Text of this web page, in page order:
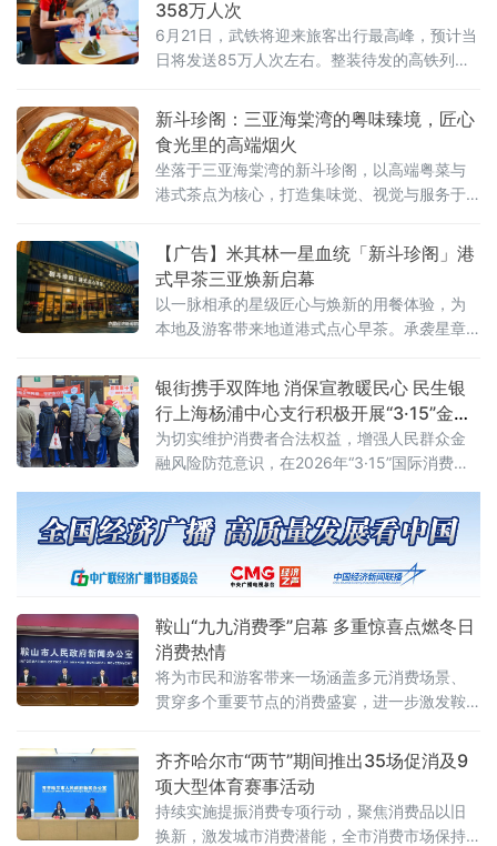
358万人次
6月21日，武铁将迎来旅客出行最高峰，预计当
日将发送85万人次左右。整装待发的高铁列车
多地中考时间重合，武铁客流预计整体较为平
稳，呈现以管内
新斗珍阁：三亚海棠湾的粤味臻境，匠心
食光里的高端烟火
坐落于三亚海棠湾的新斗珍阁，以高端粤菜与
港式茶点为核心，打造集味觉、视觉与服务于
家庭欢聚与商务洽谈的优选之地。餐厅斥资打
造约 5500 平方米奢阔空间，将现代东方美学
与粤式饮食文化相融，以匠心技艺与严选食
材，诠释 “高端烟火气” 的餐饮哲学。步入新斗
珍阁，空间设计尽显格调与质感：百万级水系
等
【广告】米其林一星血统「新斗珍阁」港
式早茶三亚焕新启幕
以一脉相承的星级匠心与焕新的用餐体验，为
本地及游客带来地道港式点心早茶。承袭星章
级品牌，新斗珍阁完整承袭米其林一星的品质
基因与严苛标准。品牌立足三亚海棠湾，无需
远赴香港，即可让食客邂逅一席原汁原味的广
府烟火气。餐厅在保留经典风味的基础上，全
面升级用餐空间与服务体系，以现代东
银街携手双阵地 消保宣教暖民心 民生银
行上海杨浦中心支行积极开展“3·15”金融
消保宣教活动
为切实维护消费者合法权益，增强人民群众金
融风险防范意识，在2026年“3·15”国际消费者
下简称“杨浦中心支行”）携手区域内街道合作伙
伴，紧扣“清朗金融网络 守护安心消费”活动主
题，聚焦街区、社区、园区三大宣教阵地，开
展“3·15”金融消保宣教活动
鞍山“九九消费季”启幕 多重惊喜点燃冬日
消费热情
将为市民和游客带来一场涵盖多元消费场景、
贯穿多个重要节点的消费盛宴，进一步激发鞍
据介绍，本次活动紧扣全民乐享、全域
齐齐哈尔市“两节”期间推出35场促消及9
项大型体育赛事活动
持续实施提振消费专项行动，聚焦消费品以旧
换新，激发城市消费潜能，全市消费市场保持